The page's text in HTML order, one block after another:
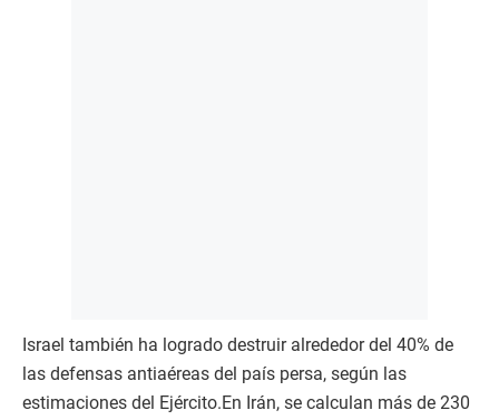
Israel también ha logrado destruir alrededor del 40% de
las defensas antiaéreas del país persa, según las
estimaciones del Ejército.En Irán, se calculan más de 230